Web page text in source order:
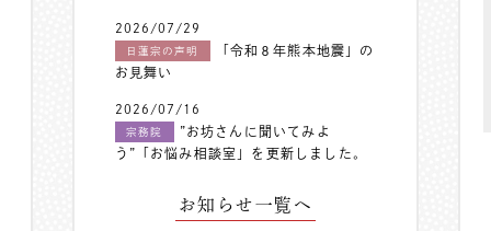
2026/07/29
日蓮宗の声明
「令和８年熊本地震」の
お見舞い
2026/07/16
宗務院
”お坊さんに聞いてみよ
う”「お悩み相談室」を更新しました。
お知らせ一覧へ